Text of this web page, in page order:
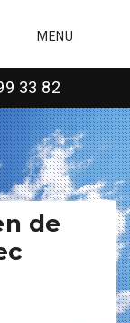
MENU
33 82
de